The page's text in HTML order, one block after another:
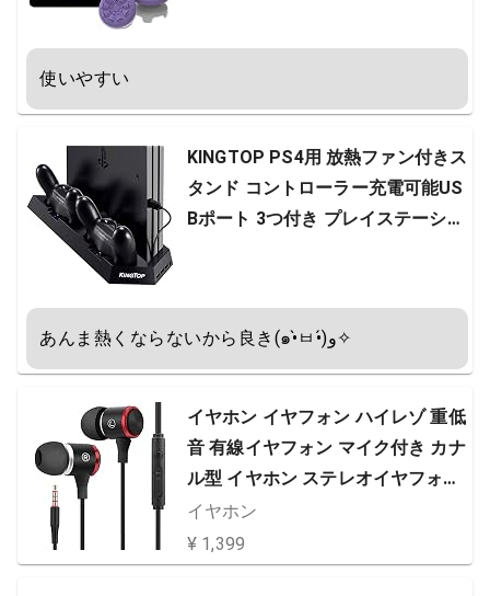
使いやすい
KINGTOP PS4用 放熱ファン付きス
タンド コントローラー充電可能US
Bポート 3つ付き プレイステーショ
あんま熱くならないから良き(๑•̀ㅂ•́)و✧
イヤホン イヤフォン ハイレゾ 重低
音 有線イヤフォン マイク付き カナ
ル型 イヤホン ステレオイヤフォン
インナーイヤー型 音漏れ防止 軽量
クリア通話 for i-Phone i-Pad PC
Android ブラック
イヤホン
¥ 1,399